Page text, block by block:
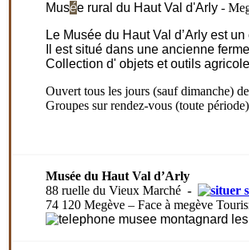
Musée rural du Haut Val d'Arly -
Le Musée du Haut Val d’Arly est
Il est situé dans une ancienne
Collection d' objets et outils
Ouvert tous les jours (sauf dimanche)
Groupes sur rendez-vous (toute période)
Musée du Haut Val d’Arly
88 ruelle du Vieux Marché -
74 120 Megève – Face à megève